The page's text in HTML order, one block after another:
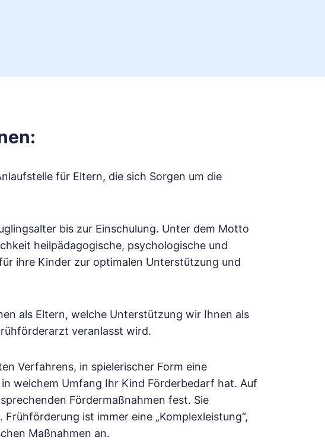
für Eltern, die sich Sorgen um die
bis zur Einschulung. Unter dem Motto
heilpädagogische, psychologische und
ihre Kinder zur optimalen Unterstützung und
als Eltern, welche Unterstützung wir Ihnen als
veranlasst wird.
Verfahrens, in spielerischer Form eine
welchem Umfang Ihr Kind Förderbedarf hat. Auf
Fördermaßnahmen fest. Sie
ist immer eine „Komplexleistung“,
Maßnahmen an.